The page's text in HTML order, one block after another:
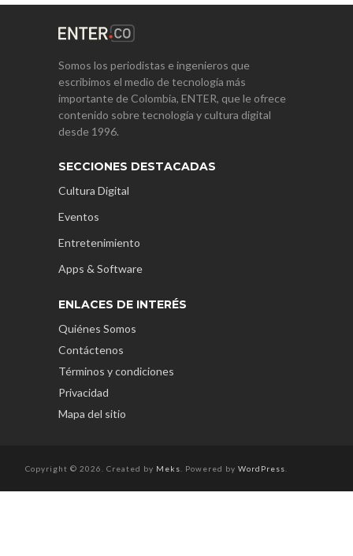
Somos los periodistas e ingenieros que
escribimos el medio de tecnología más
importante de Colombia, ENTER, que le ofrece
contenido sobre tecnología y cultura digital
desde 1996.
SECCIONES DESTACADAS
Cultura Digital
Eventos
Entretenimiento
Apps & Software
ENLACES DE INTERÉS
Quiénes Somos
Contáctenos
Términos y condiciones
Privacidad
Mapa del sitio
Copyright © 2026. Created by Meks . Powered by WordPress